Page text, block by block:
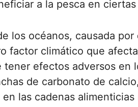
a la pesca en
los océanos, causada
factor climático que
efectos adversos en
de carbonato de
las cadenas